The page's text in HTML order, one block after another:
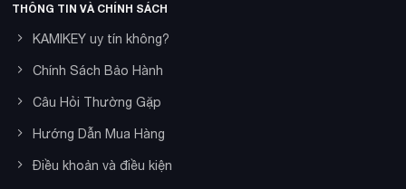
THÔNG TIN VÀ CHÍNH SÁCH
KAMIKEY uy tín không?
Chính Sách Bảo Hành
Câu Hỏi Thường Gặp
Hướng Dẫn Mua Hàng
Điều khoản và điều kiện